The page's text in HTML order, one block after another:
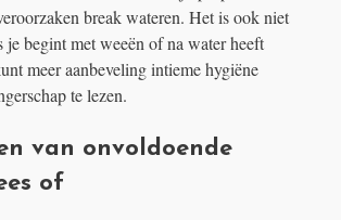
break wateren. Het is ook niet
je begint met weeën of na water heeft
meer aanbeveling intieme hygiëne
te lezen.
van onvoldoende
of